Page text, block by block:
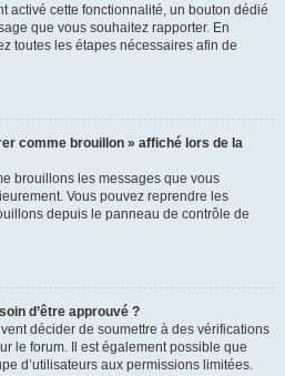
activé cette fonctionnalité, un bouton dédié
que vous souhaitez rapporter. En
toutes les étapes nécessaires afin de
comme brouillon » affiché lors de la
brouillons les messages que vous
Vous pouvez reprendre les
depuis le panneau de contrôle de
d’être approuvé ?
décider de soumettre à des vérifications
le forum. Il est également possible que
d’utilisateurs aux permissions limitées.